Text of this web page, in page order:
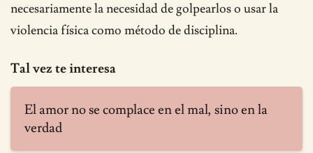
necesariamente la necesidad de golpearlos o usar la
violencia física como método de disciplina.
Tal vez te interesa
El amor no se complace en el mal, sino en la
verdad